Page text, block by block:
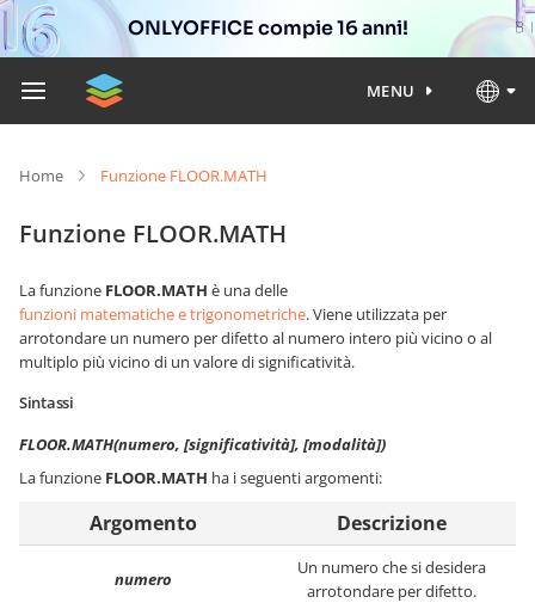
ONLYOFFICE compie 16 anni!
MENU
Home Funzione FLOOR.MATH
Funzione FLOOR.MATH
La funzione FLOOR.MATH è una delle
funzioni matematiche e trigonometriche. Viene utilizzata per
arrotondare un numero per difetto al numero intero più vicino o al
multiplo più vicino di un valore di significatività.
Sintassi
FLOOR.MATH(numero, [significatività], [modalità])
La funzione FLOOR.MATH ha i seguenti argomenti:
Argomento Descrizione
numero
Un numero che si desidera
arrotondare per difetto.